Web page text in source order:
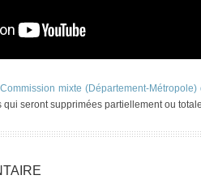
Commission mixte (Département-Métropole)
seront supprimées partiellement ou